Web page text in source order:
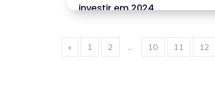
investir em 2024
« 1 2 10 11 12